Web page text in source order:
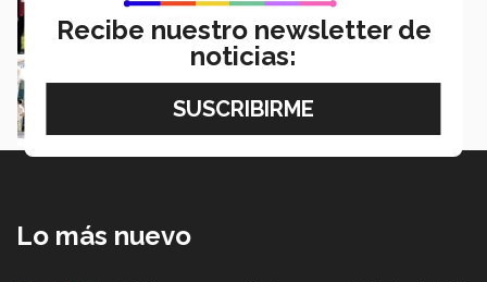
Impacta y trasciende en el presente la
BiblioTEC del futuro
Martha Mariano
Lo más nuevo
Recibe nuestro newsletter de
noticias: